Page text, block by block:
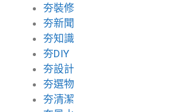
夯裝修
夯新聞
夯知識
夯DIY
夯設計
夯選物
夯清潔